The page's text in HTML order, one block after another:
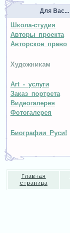
Для Вас...
Школа-студия
Авторы проекта
Авторское право
Художникам
Art - услуги
Заказ портрета
Видеогалерея
Фотогалерея
Биографии Руси!
Главная
страница